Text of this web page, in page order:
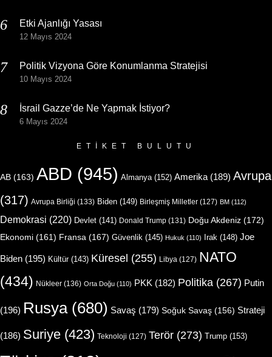
Etki Ajanlığı Yasası
12 Mayıs 2024
Politik Vizyona Göre Konumlanma Stratejisi
10 Mayıs 2024
İsrail Gazze’de Ne Yapmak İstiyor?
6 Mayıs 2024
ETIKET BULUTU
AB (163) ABD (945) Almanya(152) Amerika (189) Avrupa
(317) Avrupa Birliği (133) Biden (149) Birleşmiş Milletler (127) BM (112)
Demokrasi (220) Devlet (141) Donald Trump (131) Doğu Akdeniz (172)
Ekonomi (161) Fransa (167) Güvenlik (145) Hukuk (110) Irak (148) Joe
Biden (195) Kültür(143) Küresel (255) Libya (127) NATO
(434) Nükleer (136) Orta Doğu (110) PKK (182) Politika (267) Putin
(196) Rusya(680) Savaş (179) Soğuk Savaş (156) Strateji
(186) Suriye (423) Teknoloji (127) Terör (273) Trump (153)